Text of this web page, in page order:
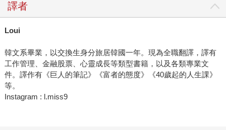
譯者
Loui
韓文系畢業，以交換生身分旅居韓國一年。現為全職翻譯，譯有
工作管理、金融股票、心靈成長等類型書籍，以及各類專業文
件。譯作有《巨人的筆記》《富者的態度》《40歲起的人生課》
等。
Instagram : l.miss9